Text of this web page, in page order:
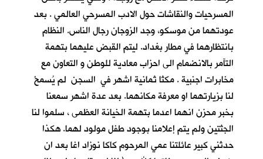
المسرحيات والنقاشات حول الادب المسرحي العالمي . بعد
عودتهما من موسكو، وجد الزوجان رجال الناس. النظام
بانتظارهما في مطار بغداد. ليتم القبض عليهما بتهمة
التآمر بالانضمام الى احزاب معادية للوطن و التعاون مع
مخابرات اجنبية . مكثا ثمانية اشهر في السجن لم يُسمحْ
لنا بزيارتهما او معرفة مكانهما. بعد عدة اشهر سمعنا
بخبر محزن انهما اعدما بتهمة الخيانة العظمى ، سلموا لنا
الجثتين ولم يتم إعلامنا بوجود طفل مولود لهما. هكذا
حدثني كبير عائلتنا عمي المرحوم كاكا نوزاد اغا بعد ان